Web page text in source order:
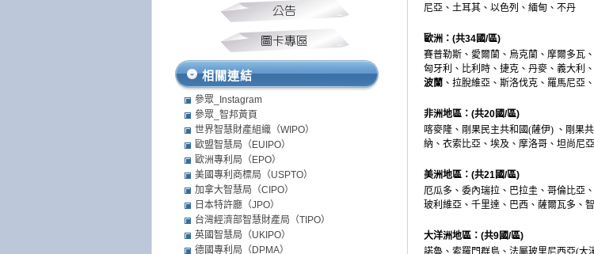
尼亞、土耳其、以色列、緬甸、不丹
歐洲： (共34國/區)
賽普勒斯、愛爾蘭、烏克蘭、摩爾多瓦
匈牙利、比利時、捷克、丹麥、義大利
波蘭 、拉脫維亞、斯洛伐克、羅馬尼亞
非洲地區： (共20國/區)
喀麥隆、剛果民主共和國(薩伊) 、剛果
納、衣索比亞、埃及、摩洛哥、坦尚尼
美洲地區： (共21國/區)
厄瓜多、委內瑞拉、巴拉圭、哥倫比亞
玻利維亞、千里達、巴西、薩爾瓦多、
大洋洲地區： (共9國/區)
諾魯、索羅門群島、法屬玻里尼西亞(大
相關連結
參眾_Instagram
參眾_智邦黃頁
世界智慧財產組織（WIPO）
歐盟智慧局（EUIPO）
歐洲專利局（EPO）
美國專利商標局（USPTO）
加拿大智慧局（CIPO）
日本特許廳（JPO）
台灣經濟部智慧財產局（TIPO）
英國智慧局（UKIPO）
德國專利局（DPMA）